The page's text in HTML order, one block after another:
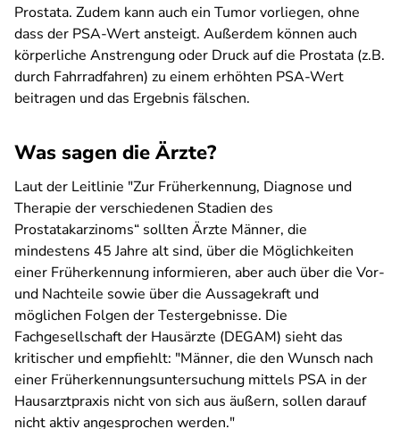
Prostata. Zudem kann auch ein Tumor vorliegen, ohne
dass der PSA-Wert ansteigt. Außerdem können auch
körperliche Anstrengung oder Druck auf die Prostata (z.B.
durch Fahrradfahren) zu einem erhöhten PSA-Wert
beitragen und das Ergebnis fälschen.
Was sagen die Ärzte?
Laut der Leitlinie "Zur Früherkennung, Diagnose und
Therapie der verschiedenen Stadien des
Prostatakarzinoms“ sollten Ärzte Männer, die
mindestens 45 Jahre alt sind, über die Möglichkeiten
einer Früherkennung informieren, aber auch über die Vor-
und Nachteile sowie über die Aussagekraft und
möglichen Folgen der Testergebnisse. Die
Fachgesellschaft der Hausärzte (DEGAM) sieht das
kritischer und empfiehlt: "Männer, die den Wunsch nach
einer Früherkennungsuntersuchung mittels PSA in der
Hausarztpraxis nicht von sich aus äußern, sollen darauf
nicht aktiv angesprochen werden."